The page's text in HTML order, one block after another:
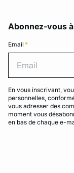
Abonnez-vous
Email *
En vous inscrivant,
personnelles,
vous adresser des
moment vous
en bas de chaque e-